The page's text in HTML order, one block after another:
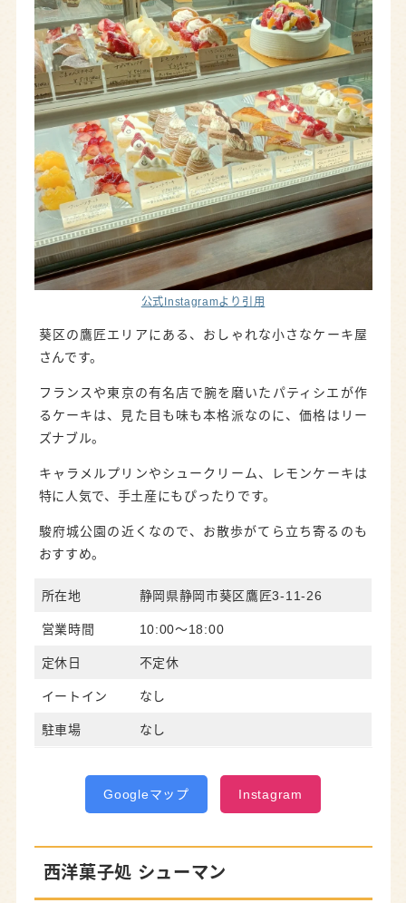
珈琲処 草里（ぞおりー）
誕生日ケーキで選ばれる人気パティスリー
西洋菓子舗 夢天菓（むてんか）
パティスリー リュバン 日本平本店
まとめ｜静岡市でお気に入りのケーキを見つけ
よう
公式Instagramより引用
葵区の鷹匠エリアにある、おしゃれな小さなケーキ屋
さんです。
フランスや東京の有名店で腕を磨いたパティシエが作
るケーキは、見た目も味も本格派なのに、価格はリー
ズナブル。
キャラメルプリンやシュークリーム、レモンケーキは
特に人気で、手土産にもぴったりです。
駿府城公園の近くなので、お散歩がてら立ち寄るのも
おすすめ。
所在地 静岡県静岡市葵区鷹匠3-11-26
営業時間 10:00～18:00
定休日 不定休
イートイン なし
駐車場 なし
Googleマップ Instagram
西洋菓子処 シューマン